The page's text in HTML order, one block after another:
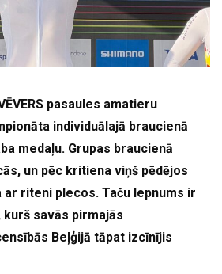
pasaules amatieru
individuālajā braucienā
medaļu. Grupas braucienā
un pēc kritiena viņš pēdējos
riteni plecos. Taču lepnums ir
kurš savās pirmajās
Beļģijā tāpat izcīnījis